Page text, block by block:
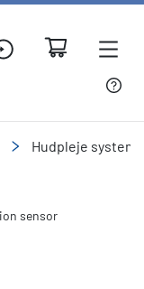
Hudpleje